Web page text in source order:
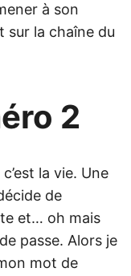
à son
sur la chaîne du
2
la vie. Une
de
et… oh mais
passe. Alors je
mot de